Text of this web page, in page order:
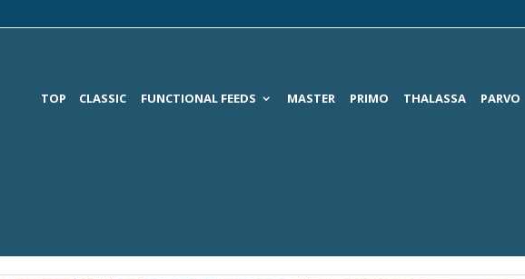
TOP CLASSIC FUNCTIONAL FEEDS MASTER PRIMO THALASSA PARVO